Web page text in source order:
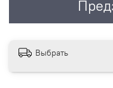
Выбрать